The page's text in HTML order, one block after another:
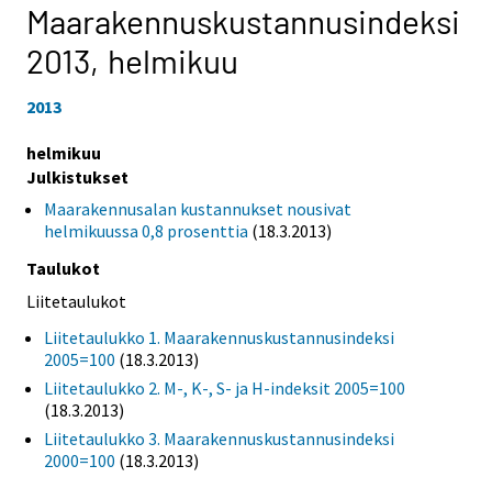
Maarakennuskustannusindeksi
2013, helmikuu
2013
helmikuu
Julkistukset
Maarakennusalan kustannukset nousivat
helmikuussa 0,8 prosenttia (18.3.2013)
Taulukot
Liitetaulukot
Liitetaulukko 1. Maarakennuskustannusindeksi
2005=100 (18.3.2013)
Liitetaulukko 2. M-, K-, S- ja H-indeksit 2005=100
(18.3.2013)
Liitetaulukko 3. Maarakennuskustannusindeksi
2000=100 (18.3.2013)